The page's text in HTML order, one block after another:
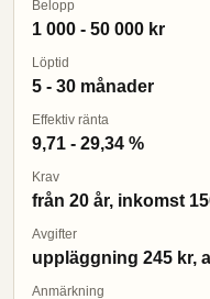
Belopp
1 000 - 50 000 kr
Löptid
5 - 30 månader
Effektiv ränta
9,71 - 29,34 %
Krav
från 20 år, inkomst
Avgifter
uppläggning 245 kr,
Anmärkning